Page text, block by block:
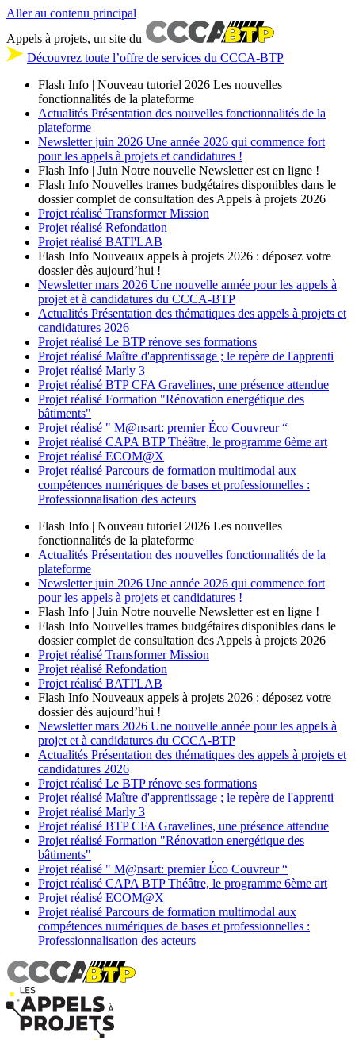
Aller au contenu principal
Appels à projets, un site du
Découvrez toute l’offre de services du CCCA-BTP
Flash Info | Nouveau tutoriel 2026 Les nouvelles
fonctionnalités de la plateforme
Actualités Présentation des nouvelles fonctionnalités de la
plateforme
Newsletter juin 2026 Une année 2026 qui commence fort
pour les appels à projets et candidatures !
Flash Info | Juin Notre nouvelle Newsletter est en ligne !
Flash Info Nouvelles trames budgétaires disponibles dans le
dossier complet de consultation des Appels à projets 2026
Projet réalisé Transformer Mission
Projet réalisé Refondation
Projet réalisé BATI'LAB
Flash Info Nouveaux appels à projets 2026 : déposez votre
dossier dès aujourd’hui !
Newsletter mars 2026 Une nouvelle année pour les appels à
projet et à candidatures du CCCA-BTP
Actualités Présentation des thématiques des appels à projets et
candidatures 2026
Projet réalisé Le BTP rénove ses formations
Projet réalisé Maître d'apprentissage ; le repère de l'apprenti
Projet réalisé Marly 3
Projet réalisé BTP CFA Gravelines, une présence attendue
Projet réalisé Formation "Rénovation energétique des
bâtiments"
Projet réalisé " M@nsart: premier Éco Couvreur “
Projet réalisé CAPA BTP Théâtre, le programme 6ème art
Projet réalisé ECOM@X
Projet réalisé Parcours de formation multimodal aux
compétences numériques de bases et professionnelles :
Professionnalisation des acteurs
Flash Info | Nouveau tutoriel 2026 Les nouvelles
fonctionnalités de la plateforme
Actualités Présentation des nouvelles fonctionnalités de la
plateforme
Newsletter juin 2026 Une année 2026 qui commence fort
pour les appels à projets et candidatures !
Flash Info | Juin Notre nouvelle Newsletter est en ligne !
Flash Info Nouvelles trames budgétaires disponibles dans le
dossier complet de consultation des Appels à projets 2026
Projet réalisé Transformer Mission
Projet réalisé Refondation
Projet réalisé BATI'LAB
Flash Info Nouveaux appels à projets 2026 : déposez votre
dossier dès aujourd’hui !
Newsletter mars 2026 Une nouvelle année pour les appels à
projet et à candidatures du CCCA-BTP
Actualités Présentation des thématiques des appels à projets et
candidatures 2026
Projet réalisé Le BTP rénove ses formations
Projet réalisé Maître d'apprentissage ; le repère de l'apprenti
Projet réalisé Marly 3
Projet réalisé BTP CFA Gravelines, une présence attendue
Projet réalisé Formation "Rénovation energétique des
bâtiments"
Projet réalisé " M@nsart: premier Éco Couvreur “
Projet réalisé CAPA BTP Théâtre, le programme 6ème art
Projet réalisé ECOM@X
Projet réalisé Parcours de formation multimodal aux
compétences numériques de bases et professionnelles :
Professionnalisation des acteurs